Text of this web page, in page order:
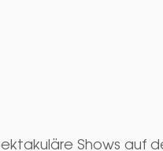
Shows auf